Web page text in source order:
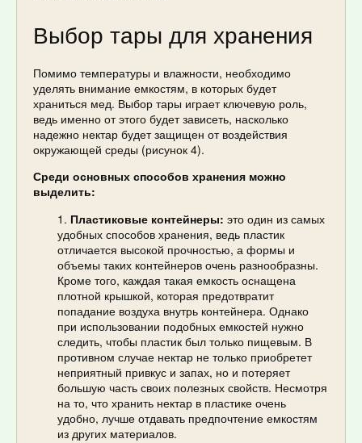
Выбор тары для хранения
Помимо температуры и влажности, необходимо
уделять внимание емкостям, в которых будет
храниться мед. Выбор тары играет ключевую роль,
ведь именно от этого будет зависеть, насколько
надежно нектар будет защищен от воздействия
окружающей среды (рисунок 4).
Среди основных способов хранения можно
выделить:
Пластиковые контейнеры: это один из самых
удобных способов хранения, ведь пластик
отличается высокой прочностью, а формы и
объемы таких контейнеров очень разнообразны.
Кроме того, каждая такая емкость оснащена
плотной крышкой, которая предотвратит
попадание воздуха внутрь контейнера. Однако
при использовании подобных емкостей нужно
следить, чтобы пластик был только пищевым. В
противном случае нектар не только приобретет
неприятный привкус и запах, но и потеряет
большую часть своих полезных свойств. Несмотря
на то, что хранить нектар в пластике очень
удобно, лучше отдавать предпочтение емкостям
из других материалов.